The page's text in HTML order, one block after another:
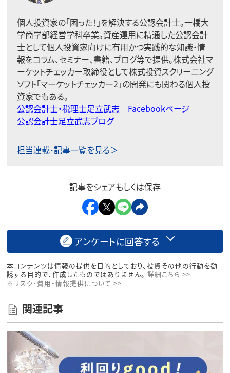
個人投資家の「困った！」を解決する公認会計士。一橋大
学商学部経営学科卒業。資産運用に精通した公認会計
士として個人投資家向けに有用かつ実践的な知識・情
報をコラム、セミナー、書籍、ブログ等で提供。株式会社マ
ーケットチェッカー取締役として株式投資スクリーニング
ソフト「マーケットチェッカー2」の開発にも関わる個人投
資家でもある。
公認会計士・税理士足立武志 Facebookページ
公認会計士足立武志ブログ
担当連載･記事一覧を見る＞
記事をシェアもしくは保存
アンケートに回答する
本コンテンツは情報の提供を目的としており、投資その他の行動を勧
誘する目的で、作成したものではありません。 詳細こちら >>
※リスク・費用・情報提供について >>
関連記事